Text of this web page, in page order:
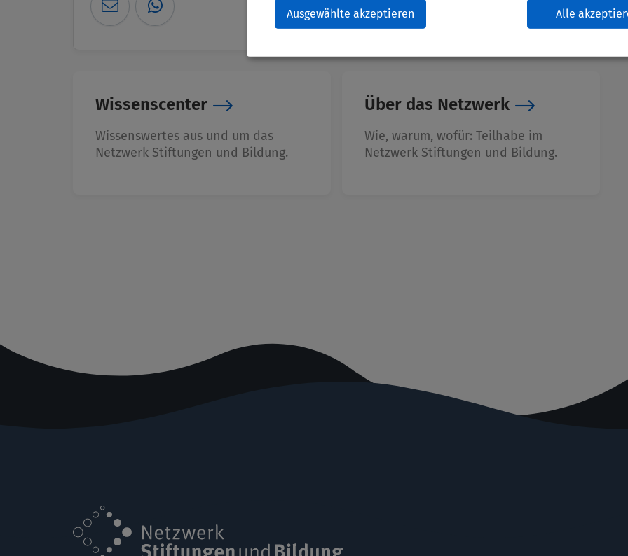
Ausgewählte akzeptieren Alle
Wissenscenter
Wissenswertes aus und um das
Netzwerk Stiftungen und Bildung.
Über das Netzwerk
Wie, warum, wofür: Teilhabe im
Netzwerk Stiftungen und Bildung.